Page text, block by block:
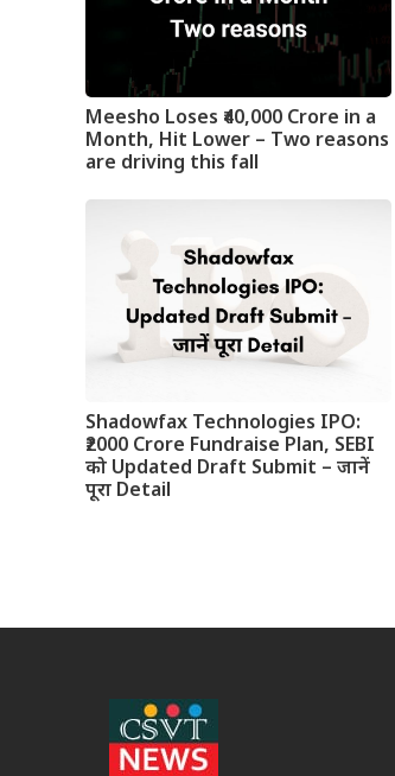
Meesho Loses ₹40,000 Crore in a
Month, Hit Lower – Two reasons
are driving this fall
Shadowfax Technologies IPO:
₹2000 Crore Fundraise Plan, SEBI
को Updated Draft Submit – जानें
पूरा Detail